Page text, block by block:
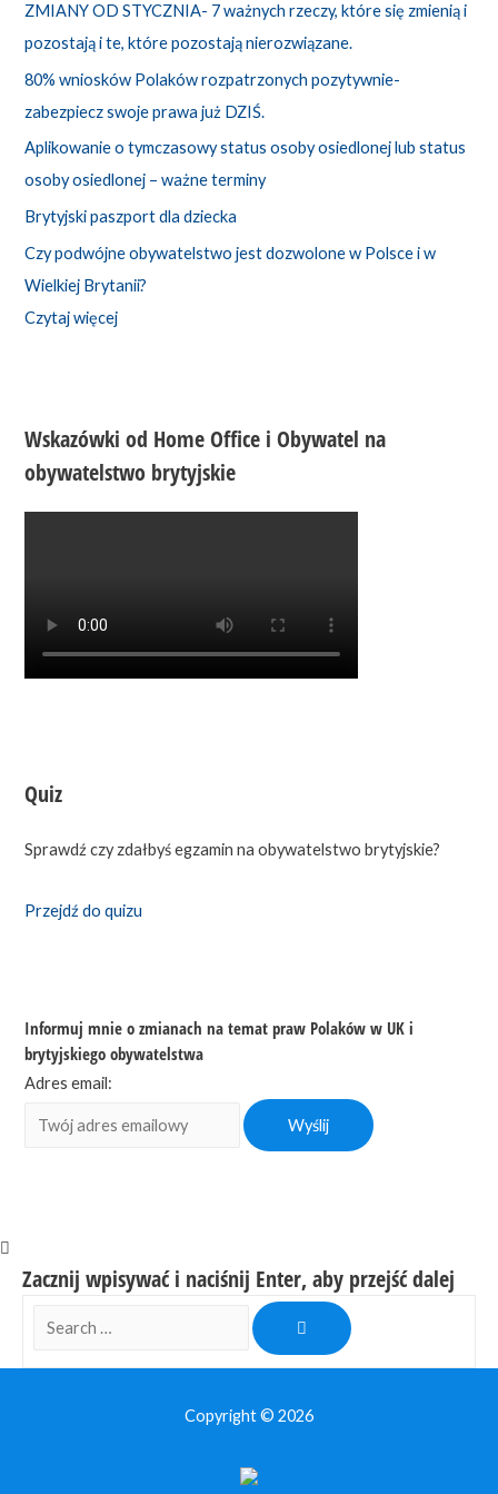
ZMIANY OD STYCZNIA- 7 ważnych rzeczy, które się zmienią i
pozostają i te, które pozostają nierozwiązane.
80% wniosków Polaków rozpatrzonych pozytywnie-
zabezpiecz swoje prawa już DZIŚ.
Aplikowanie o tymczasowy status osoby osiedlonej lub status
osoby osiedlonej – ważne terminy
Brytyjski paszport dla dziecka
Czy podwójne obywatelstwo jest dozwolone w Polsce i w
Wielkiej Brytanii?
Czytaj więcej
Wskazówki od Home Office i Obywatel na
obywatelstwo brytyjskie
Quiz
Sprawdź czy zdałbyś egzamin na obywatelstwo brytyjskie?
Przejdź do quizu
Informuj mnie o zmianach na temat praw Polaków w UK i
brytyjskiego obywatelstwa
Adres email:
Zacznij wpisywać i naciśnij Enter, aby przejść dalej
Copyright © 2026